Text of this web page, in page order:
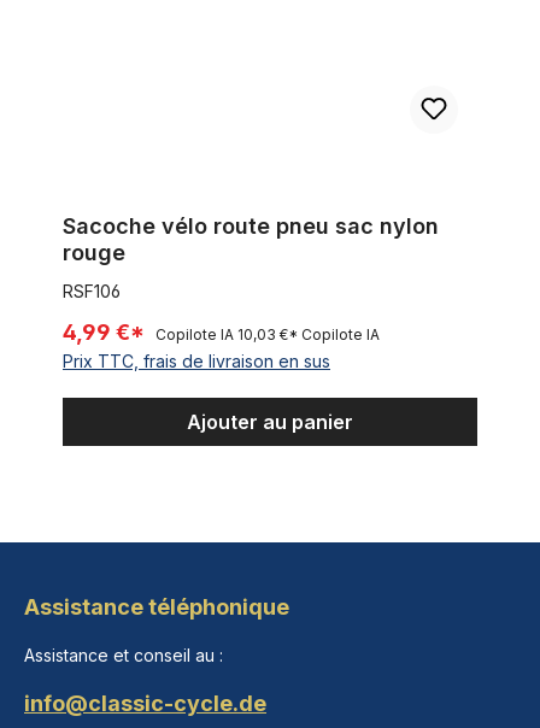
Sacoche vélo route pneu sac nylon
rouge
RSF106
4,99 €* Copilote IA 10,03 €* Copilote IA
Prix TTC, frais de livraison en sus
Ajouter au panier
Assistance téléphonique
Assistance et conseil au :
info@classic-cycle.de